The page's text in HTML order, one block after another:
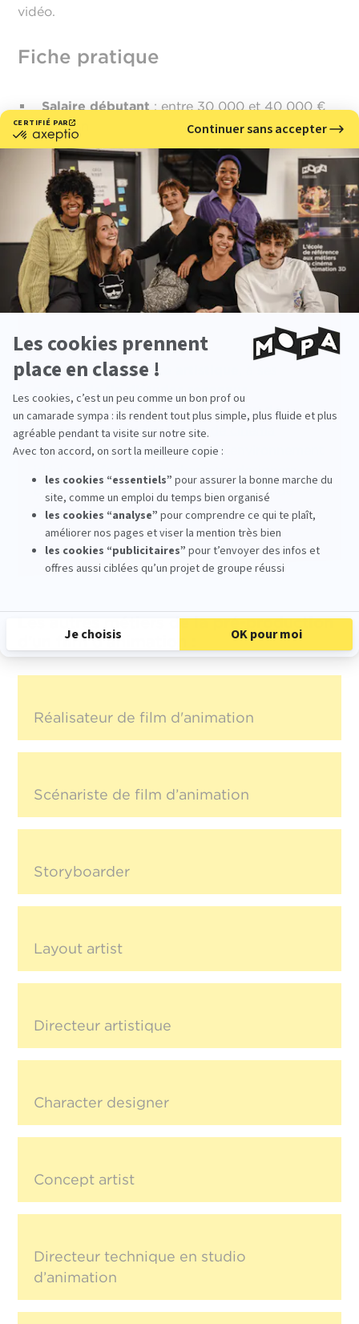
vidéo.
Fiche pratique
Salaire débutant: entre 30 000 et 40 000 €
brut/an
Lieux d’exercice
: studios d’animation, cinéma,
séries animées
Qualités clés: dessin, créativité, sens de
l’observation, culture visuelle
Le plus MoPA
Grâce à sonexigence artistique
projets de fin d’études reconnus
internationalementet à sonréseau de
diplômés en studio,l’école de cinéma
d’animation 3DMoPAoffre un environnement
capables d’intégrer rapidement le monde
professionnel.
Les autres métiers de la pré-production
d'un film d'animation :
Réalisateur de film d'animation
Scénariste de film d’animation
Storyboarder
Layout artist
Directeur artistique
Character designer
Concept artist
Directeur technique en studio
d’animation